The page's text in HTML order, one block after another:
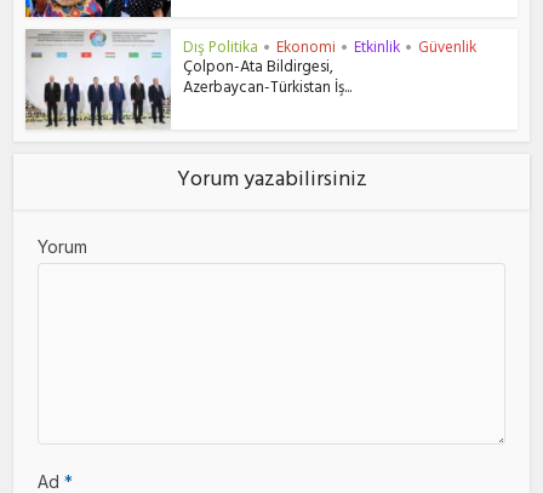
Dış Politika • Ekonomi • Etkinlik • Güvenlik
Çolpon-Ata Bildirgesi,
Azerbaycan-Türkistan İş...
Yorum yazabilirsiniz
Yorum
Ad*